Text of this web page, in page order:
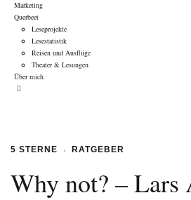
Marketing
Querbeet
Leseprojekte
Lesestatistik
Reisen und Ausflüge
Theater & Lesungen
Über mich
5 STERNE RATGEBER
Why not? – Lars